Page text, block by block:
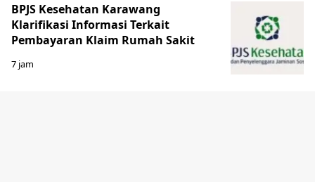
BPJS Kesehatan Karawang
Klarifikasi Informasi Terkait
Pembayaran Klaim Rumah Sakit
7 jam